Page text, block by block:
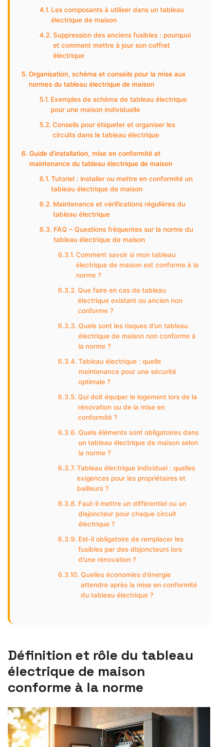
Les composants à utiliser dans un tableau
électrique de maison
Suppression des anciens fusibles : pourquoi
et comment mettre à jour son coffret
électrique
Organisation, schéma et conseils pour la mise aux
normes du tableau électrique de maison
Exemples de schéma de tableau électrique
pour une maison individuelle
Conseils pour étiqueter et organiser les
circuits dans le tableau électrique
Guide d’installation, mise en conformité et
maintenance du tableau électrique de maison
Tutoriel : installer ou mettre en conformité un
tableau électrique de maison
Maintenance et vérifications régulières du
tableau électrique
FAQ – Questions fréquentes sur la norme du
tableau électrique de maison
Comment savoir si mon tableau
électrique de maison est conforme à la
norme ?
Que faire en cas de tableau
électrique existant ou ancien non
conforme ?
Quels sont les risques d’un tableau
électrique de maison non conforme à
la norme ?
Tableau électrique : quelle
maintenance pour une sécurité
optimale ?
Qui doit équiper le logement lors de la
rénovation ou de la mise en
conformité ?
Quels éléments sont obligatoires dans
un tableau électrique de maison selon
la norme ?
Tableau électrique individuel : quelles
exigences pour les propriétaires et
bailleurs ?
Faut-il mettre un différentiel ou un
disjoncteur pour chaque circuit
électrique ?
Est-il obligatoire de remplacer les
fusibles par des disjoncteurs lors
d’une rénovation ?
Quelles économies d’énergie
attendre après la mise en conformité
du tableau électrique ?
Définition et rôle du tableau
électrique de maison
conforme à la norme